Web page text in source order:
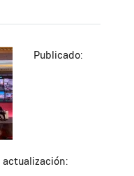
Publicado: